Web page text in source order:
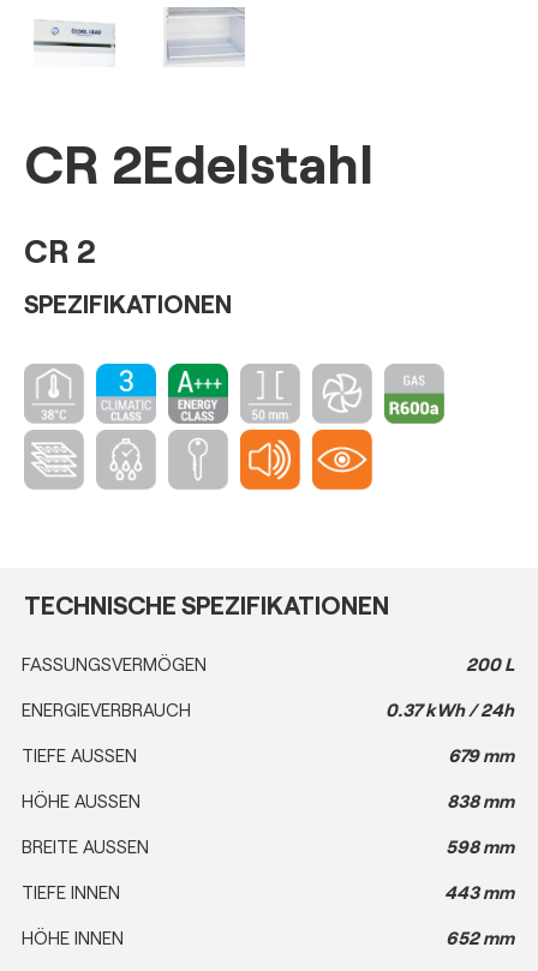
CR 2Edelstahl
CR 2
SPEZIFIKATIONEN
TECHNISCHE SPEZIFIKATIONEN
FASSUNGSVERMÖGEN 200 L
ENERGIEVERBRAUCH 0.37 kWh / 24h
TIEFE AUSSEN 679 mm
HÖHE AUSSEN 838 mm
BREITE AUSSEN 598 mm
TIEFE INNEN 443 mm
HÖHE INNEN 652 mm